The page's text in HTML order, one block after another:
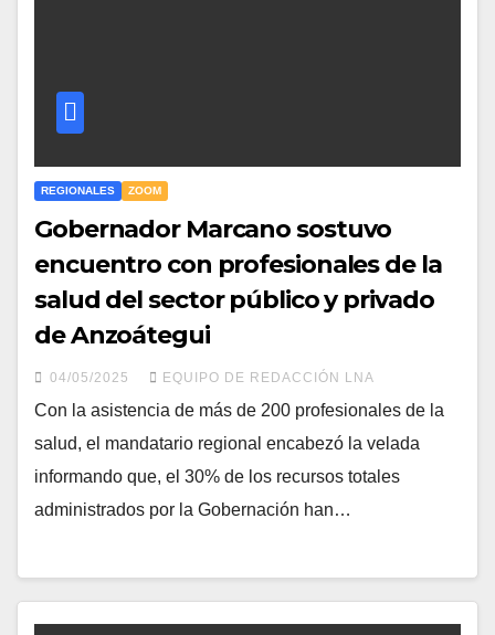
REGIONALES ZOOM
Gobernador Marcano sostuvo
encuentro con profesionales de la
salud del sector público y privado
de Anzoátegui
04/05/2025 EQUIPO DE REDACCIÓN LNA
Con la asistencia de más de 200 profesionales de la
salud, el mandatario regional encabezó la velada
informando que, el 30% de los recursos totales
administrados por la Gobernación han…